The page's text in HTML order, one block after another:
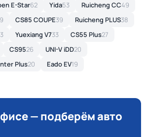
E-Star62 Yida53 Ruicheng CC49
CS85 COUPE39 Ruicheng PLUS38
Yuexiang V733 CS55 Plus27
CS9526 UNI-V iDD20
Plus20 Eado EV19
— подберём авто